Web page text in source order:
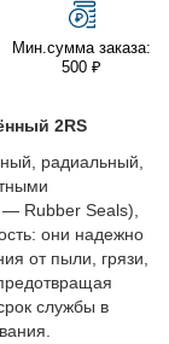
Мин.сумма заказа:
500 ₽
2RS
радиальный,
— Rubber Seals),
они надежно
от пыли, грязи,
службы в